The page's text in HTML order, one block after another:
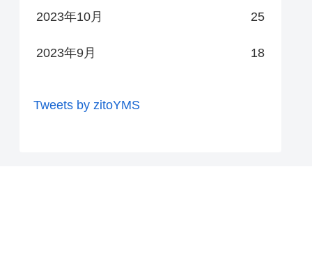
2023年10月 25
2023年9月 18
Tweets by zitoYMS